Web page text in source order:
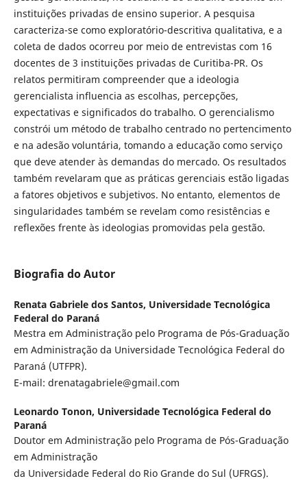
instituições privadas de ensino superior. A pesquisa
caracteriza-se como exploratório-descritiva qualitativa, e a
coleta de dados ocorreu por meio de entrevistas com 16
docentes de 3 instituições privadas de Curitiba-PR. Os
relatos permitiram compreender que a ideologia
gerencialista influencia as escolhas, percepções,
expectativas e significados do trabalho. O gerencialismo
constrói um método de trabalho centrado no pertencimento
e na adesão voluntária, tomando a educação como serviço
que deve atender às demandas do mercado. Os resultados
também revelaram que as práticas gerenciais estão ligadas
a fatores objetivos e subjetivos. No entanto, elementos de
singularidades também se revelam como resistências e
reflexões frente às ideologias promovidas pela gestão.
Biografia do Autor
Renata Gabriele dos Santos, Universidade Tecnológica
Federal do Paraná
Mestra em Administração pelo Programa de Pós-Graduação
em Administração da Universidade Tecnológica Federal do
Paraná (UTFPR).
E-mail: drenatagabriele@gmail.com
Leonardo Tonon, Universidade Tecnológica Federal do
Paraná
Doutor em Administração pelo Programa de Pós-Graduação
em Administração
da Universidade Federal do Rio Grande do Sul (UFRGS).